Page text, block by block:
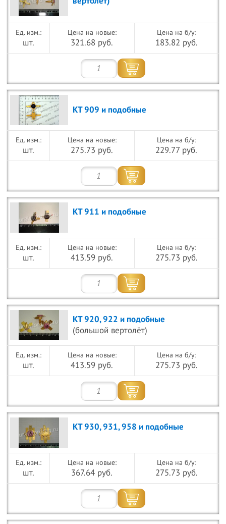
шт.
Цена на новые:
321.68 руб.
Цена на б/у:
183.82 руб.
КТ 909 и подобные
шт.
Цена на новые:
275.73 руб.
Цена на б/у:
229.77 руб.
КТ 911 и подобные
шт.
Цена на новые:
413.59 руб.
Цена на б/у:
275.73 руб.
КТ 920, 922 и подобные
(большой вертолёт)
шт.
Цена на новые:
413.59 руб.
Цена на б/у:
275.73 руб.
КТ 930, 931, 958 и подобные
шт.
Цена на новые:
367.64 руб.
Цена на б/у:
275.73 руб.